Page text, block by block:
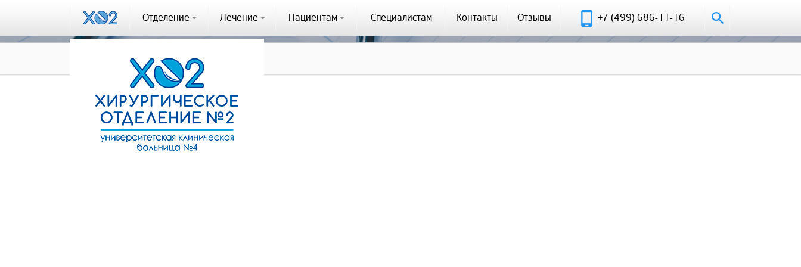
Отделение Лечение Пациентам Специалистам Контакты Отзывы +7 (499) 686-11-16
Отзывы Отзыв #308
Отзыв #308
Пациентка (20.09.2023)